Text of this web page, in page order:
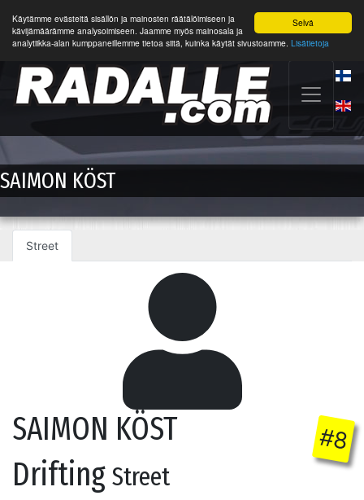
Selvä
Käytämme evästeitä sisällön ja mainosten räätälöimiseen ja
kävijämäärämme analysoimiseen. Jaamme myös mainosala ja
analytiikka-alan kumppaneillemme tietoa siitä, kuinka käytät sivustoamme. Lisätietoja
SAIMON KÖST
Street
#8
SAIMON KÖST
Drifting Street